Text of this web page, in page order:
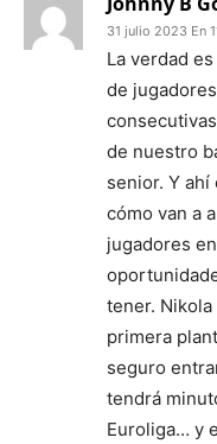
31 julio 2023 En
La verdad
de
de nuestro
senior. Y
cómo van a
jugadores
tener.
primera
seguro
tendrá
Euroliga… y